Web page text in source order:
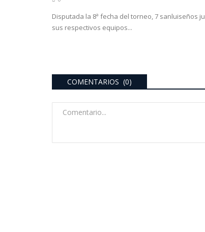
Disputada la 8ª fecha del torneo, 7 sanluiseños
sus respectivos equipos...
COMENTARIOS (0)